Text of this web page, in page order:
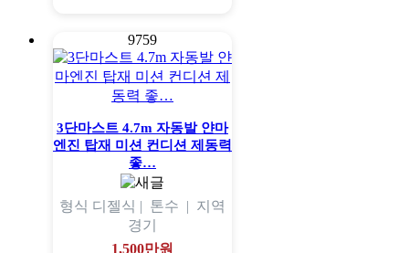
9759
3단마스트 4.7m 자동발 얀마
엔진 탑재 미션 컨디션 제동력
좋…
형식 디젤식 | 톤수 | 지역
경기
1,500만원